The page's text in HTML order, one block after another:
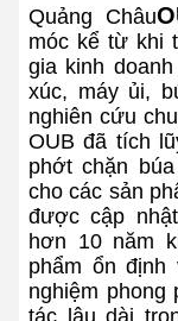
Quảng Châu
móc kể từ khi
gia kinh
xúc, máy ủi,
nghiên cứu
OUB đã tích
phớt chặn
cho các sản
được cập
hơn 10 năm
phẩm ổn
nghiệm
tác lâu dài